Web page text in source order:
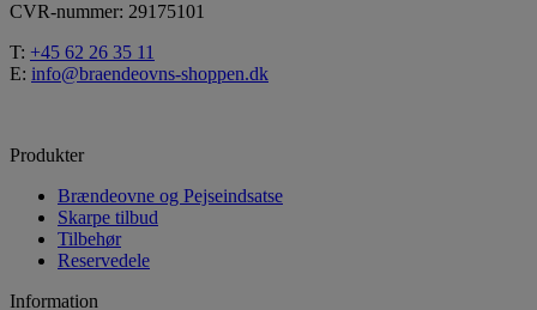
CVR-nummer: 29175101
T: +45 62 26 35 11
E: info@braendeovns-shoppen.dk
Produkter
Brændeovne og Pejseindsatse
Skarpe tilbud
Tilbehør
Reservedele
Information